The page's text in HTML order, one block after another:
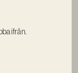
ifrån.